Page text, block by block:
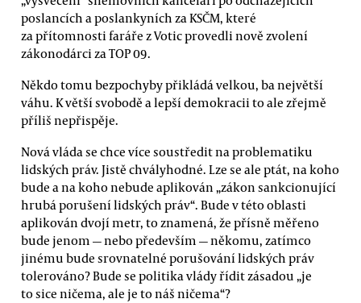
poslancích a poslankyních za KSČM, které
za přítomnosti faráře z Votic provedli nově zvolení
zákonodárci za TOP 09.
Někdo tomu bezpochyby přikládá velkou, ba největší
váhu. K větší svobodě a lepší demokracii to ale zřejmě
příliš nepřispěje.
Nová vláda se chce více soustředit na problematiku
lidských práv. Jistě chvályhodné. Lze se ale ptát, na koho
bude a na koho nebude aplikován „zákon sankcionující
hrubá porušení lidských práv“. Bude v této oblasti
aplikován dvojí metr, to znamená, že přísně měřeno
bude jenom — nebo především — někomu, zatímco
jinému bude srovnatelné porušování lidských práv
tolerováno? Bude se politika vlády řídit zásadou „je
to sice ničema, ale je to náš ničema“?